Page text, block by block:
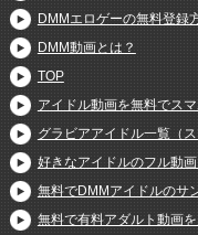
DMMエロゲーの無料登録
DMM動画とは？
TOP
アイドル動画を無料でス
グラビアアイドル一覧（ス
好きなアイドルのフル動
無料でDMMアイドルのサ
無料で有料アダルト動画